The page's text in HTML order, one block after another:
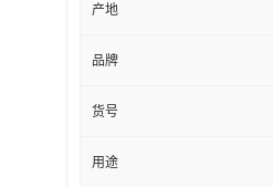
产地
品牌
货号
用途